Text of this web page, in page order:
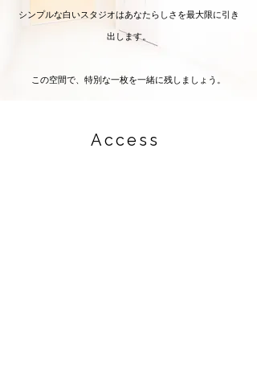
シンプルな白いスタジオはあなたらしさを最大限に引き
出します。
この空間で、特別な一枚を一緒に残しましょう。
Access